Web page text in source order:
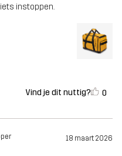
instoppen.
Vind je dit nuttig? 0
18 maart 2026